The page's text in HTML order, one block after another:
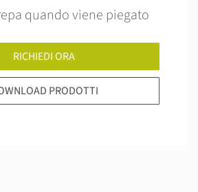
quando viene piegato
RICHIEDI ORA
PRODOTTI